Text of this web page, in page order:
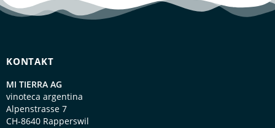
KONTAKT
MI TIERRA AG
vinoteca argentina
Alpenstrasse 7
CH-8640 Rapperswil